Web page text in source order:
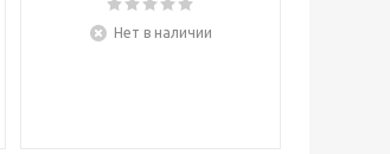
Нет в наличии